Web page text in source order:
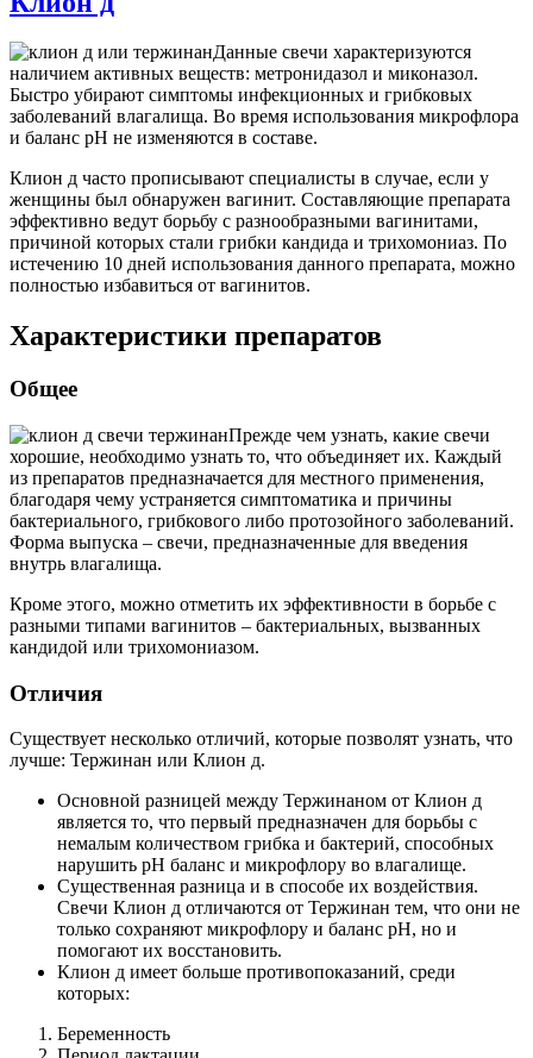
Данные свечи характеризуются
наличием активных веществ: метронидазол и миконазол.
Быстро убирают симптомы инфекционных и грибковых
заболеваний влагалища. Во время использования микрофлора
и баланс рН не изменяются в составе.
Клион д часто прописывают специалисты в случае, если у
женщины был обнаружен вагинит. Составляющие препарата
эффективно ведут борьбу с разнообразными вагинитами,
причиной которых стали грибки кандида и трихомониаз. По
истечению 10 дней использования данного препарата, можно
полностью избавиться от вагинитов.
Характеристики препаратов
Общее
Прежде чем узнать, какие свечи
хорошие, необходимо узнать то, что объединяет их. Каждый
из препаратов предназначается для местного применения,
благодаря чему устраняется симптоматика и причины
бактериального, грибкового либо протозойного заболеваний.
Форма выпуска – свечи, предназначенные для введения
внутрь влагалища.
Кроме этого, можно отметить их эффективности в борьбе с
разными типами вагинитов – бактериальных, вызванных
кандидой или трихомониазом.
Отличия
Существует несколько отличий, которые позволят узнать, что
лучше: Тержинан или Клион д.
Основной разницей между Тержинаном от Клион д
является то, что первый предназначен для борьбы с
немалым количеством грибка и бактерий, способных
нарушить рН баланс и микрофлору во влагалище.
Существенная разница и в способе их воздействия.
Свечи Клион д отличаются от Тержинан тем, что они не
только сохраняют микрофлору и баланс рН, но и
помогают их восстановить.
Клион д имеет больше противопоказаний, среди
которых:
Беременность